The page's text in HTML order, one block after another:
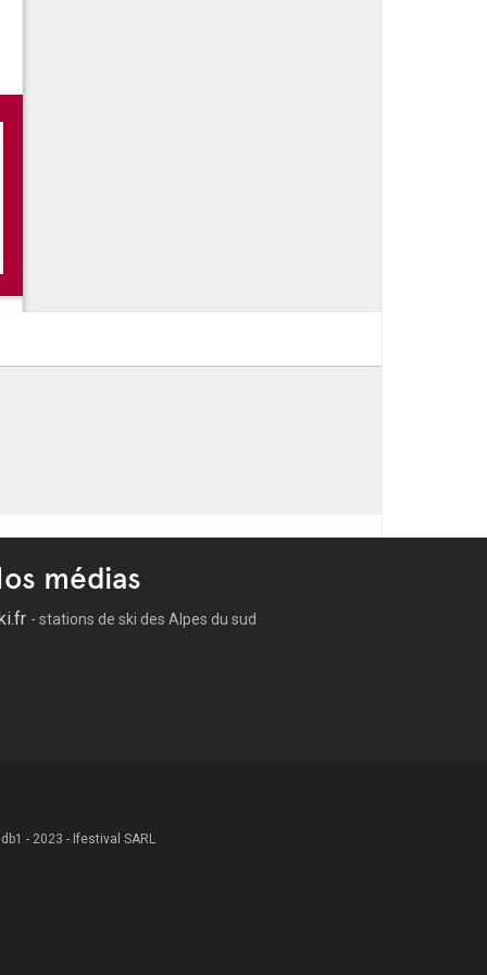
médias
- stations de ski des Alpes du sud
- 2023 - Ifestival SARL